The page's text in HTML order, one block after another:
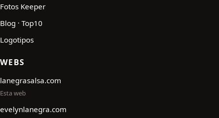
Fotos Keeper
Blog · Top10
Logotipos
WEBS
lanegrasalsa.com
Esta web
evelynlanegra.com